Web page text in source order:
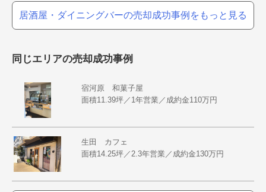
居酒屋・ダイニングバーの売却成功事例をもっと見る
同じエリアの売却成功事例
宿河原 和菓子屋
面積11.39坪／1年営業／成約金110万円
生田 カフェ
面積14.25坪／2.3年営業／成約金130万円